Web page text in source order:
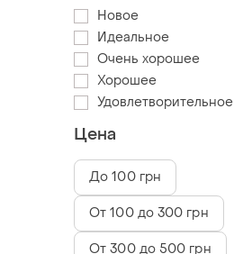
Новое
Идеальное
Очень хорошее
Хорошее
Удовлетворительное
Цена
До 100 грн
От 100 до 300 грн
От 300 до 500 грн